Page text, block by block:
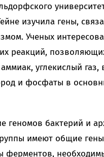
изучила гены,
Ученых
реакций,
углекислый газ,
и фосфаты в
геномов бактерий и
имеют общие
ферментов,